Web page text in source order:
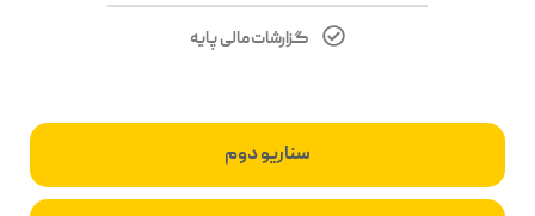
سناریو دوم
گزارشات مالی پایه